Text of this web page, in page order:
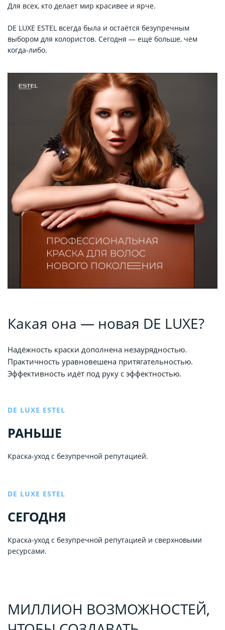
Для всех, кто делает мир красивее и ярче.
DE LUXE ESTEL всегда была и остаётся безупречным
выбором для колористов. Сегодня — ещё больше, чем
когда‑либо.
Какая она — новая DE LUXE?
Надёжность краски дополнена незаурядностью.
Практичность уравновешена притягательностью.
Эффективность идёт под руку с эффектностью.
DE LUXE ESTEL
РАНЬШЕ
Краска-уход с безупречной репутацией.
DE LUXE ESTEL
СЕГОДНЯ
Краска-уход с безупречной репутацией и сверхновыми
ресурсами.
МИЛЛИОН ВОЗМОЖНОСТЕЙ,